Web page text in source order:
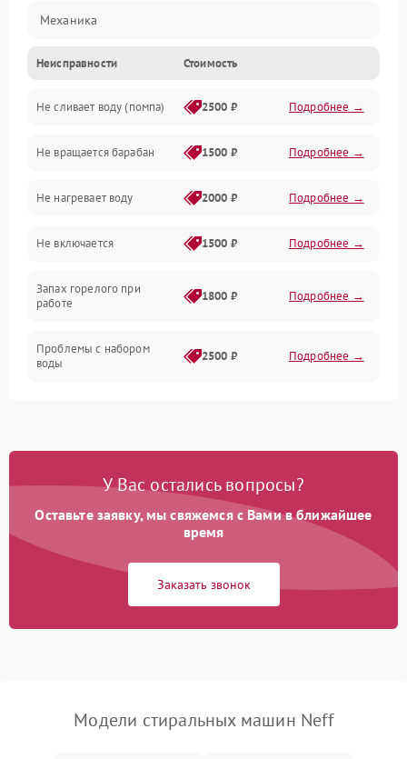
Механика
Электропитание
Водоснабжение
Слив
Программное обеспечение
Неисправности Стоимость
Не сливает воду (помпа) 2500 ₽ Подробнее →
Не вращается барабан 1500 ₽ Подробнее →
Не нагревает воду 2000 ₽ Подробнее →
Не включается 1500 ₽ Подробнее →
Запах горелого при
работе
1800 ₽ Подробнее →
Проблемы с набором
воды
2500 ₽ Подробнее →
Замена платы управления 2200 ₽ Подробнее →
У Вас остались вопросы?
Оставьте заявку, мы свяжемся с Вами в ближайшее
время
Заказать звонок
Модели стиральных машин Neff